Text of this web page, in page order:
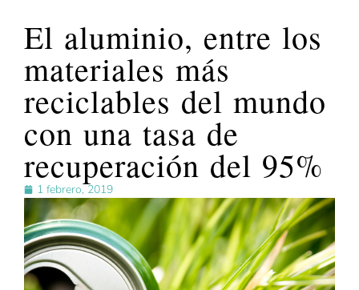
El aluminio, entre los
materiales más
reciclables del mundo
con una tasa de
recuperación del 95%
1 febrero, 2019